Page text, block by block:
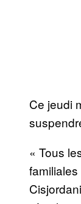
Ce jeudi
« Tous